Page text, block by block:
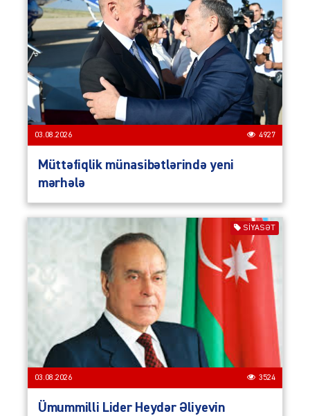
03.08.2026 4927
Müttəfiqlik münasibətlərində yeni
mərhələ
SIYASƏT
03.08.2026 3524
Ümummilli Lider Heydər Əliyevin